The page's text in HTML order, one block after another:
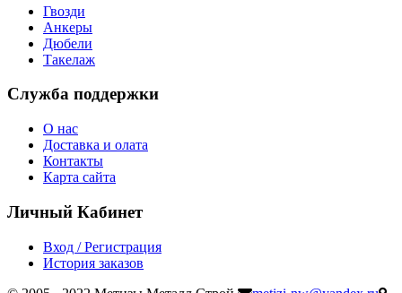
Гвозди
Анкеры
Дюбели
Такелаж
Служба поддержки
О нас
Доставка и олата
Контакты
Карта сайта
Личный Кабинет
Вход / Регистрация
История заказов